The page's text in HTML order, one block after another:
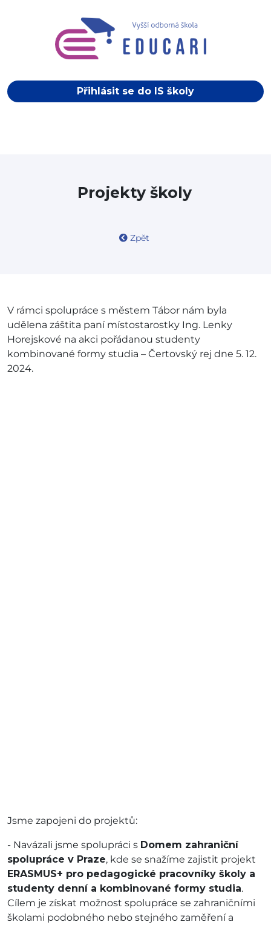
Přihlásit se do IS školy
Projekty školy
Zpět
V rámci spolupráce s městem Tábor nám byla
udělena záštita paní místostarostky Ing. Lenky
Horejskové na akci pořádanou studenty
kombinované formy studia – Čertovský rej dne 5. 12.
2024.
Jsme zapojeni do projektů:
- Navázali jsme spolupráci s Domem zahraniční
spolupráce v Praze, kde se snažíme zajistit projekt
ERASMUS+ pro pedagogické pracovníky školy a
studenty denní a kombinované formy studia.
Cílem je získat možnost spolupráce se zahraničními
školami podobného nebo stejného zaměření a